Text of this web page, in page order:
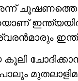
ചൂഷണത്തെ